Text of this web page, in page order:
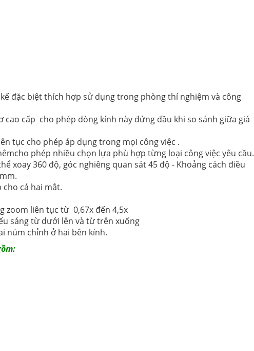
đặc biệt thích hợp sử dụng trong phòng thí nghiệm và công
cao cấp cho phép dòng kính này đứng đầu khi so sánh giữa giá
tục cho phép áp dụng trong mọi công việc .
phép nhiều chọn lựa phù hợp từng loại công việc yêu cầu.
xoay 360 độ, góc nghiêng quan sát 45 độ - Khoảng cách điều
cả hai mắt.
zoom liên tục từ 0,67x đến 4,5x
sáng từ dưới lên và từ trên xuống
núm chỉnh ở hai bên kính.